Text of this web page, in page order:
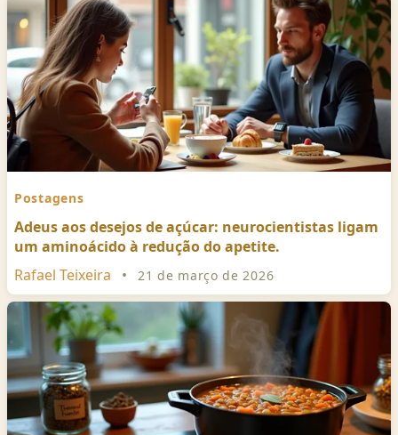
Postagens
Adeus aos desejos de açúcar: neurocientistas ligam
um aminoácido à redução do apetite.
Rafael Teixeira
• 21 de março de 2026